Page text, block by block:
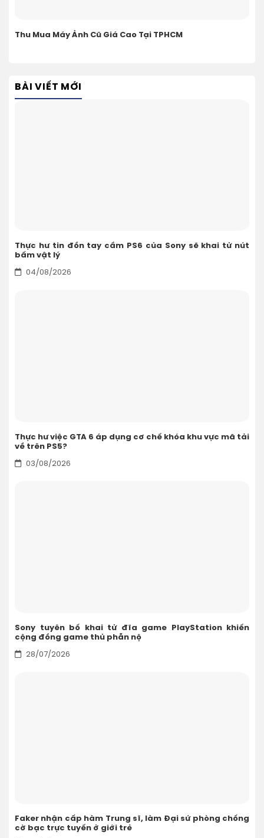
Thu Mua Máy Ảnh Cũ Giá Cao Tại TPHCM
BÀI VIẾT MỚI
Thực hư tin đồn tay cầm PS6 của Sony sẽ khai tử nút
bấm vật lý
04/08/2026
Thực hư việc GTA 6 áp dụng cơ chế khóa khu vực mã tải
về trên PS5?
03/08/2026
Sony tuyên bố khai tử đĩa game PlayStation khiến
cộng đồng game thủ phẫn nộ
28/07/2026
Faker nhận cấp hàm Trung sĩ, làm Đại sứ phòng chống
cờ bạc trực tuyến ở giới trẻ